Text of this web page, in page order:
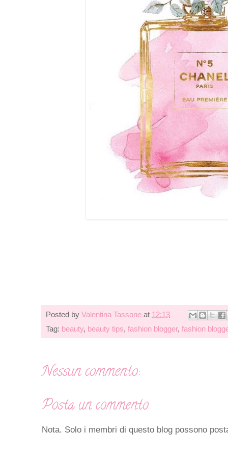
Posted by Valentina Tassone at 12:13
Tag: beauty, beauty tips, fashion blogger, fashion
Nessun commento:
Posta un commento
Nota. Solo i membri di questo blog possono